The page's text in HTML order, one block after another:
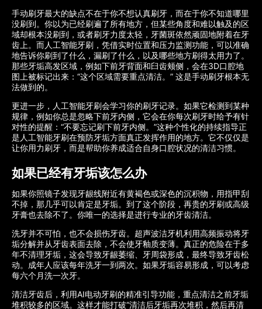
手动刷牙最大的缺点不在于你不想认真刷牙，而在于你不知道哪里
没刷到。你以为已经刷遍了所有地方，但某些角度和难以触及的区
域却根本没刷到，或者刷牙力度太轻，牙菌斑依然顽固地附着在牙
齿上。而人工智能牙刷，凭借实时位置和压力​​监测功能，可以准确
地告诉你刷到了什么，漏刷了什么，以及哪些地方刷得太用力了。
那些牙垢高发区域，例如下前牙背面和臼齿颊侧，会在3D口腔地
图上被标记出来：“这个区域需要重点清洁。” 这是手动刷牙根本无
法做到的。
更进一步，人工智能牙刷会学习你的刷牙记录。如果它检测到某种
规律，例如你总是忽略下前牙内侧，它会在你每次刷牙时给予有针
对性的提醒：“不要忘记刷下前牙内侧。”这种个性化的持续指导正
是人工智能牙刷在预防牙垢方面真正发挥作用的地方。它不仅仅是
让你用力刷牙，而是帮助你养成适合自身口腔状况的清洁习惯。
如果已经有牙垢该怎么办
如果你照镜子发现牙龈线附近有黄褐色或深色的沉积物，用指甲刮
不掉，那几乎可以肯定是牙垢。到了这个阶段，再贵的牙刷或高级
牙膏也去除不了。你唯一的选择是进行专业的牙齿清洁。
洗牙并不可怕，也不会损伤牙齿。超声波洁牙机利用高频振动将牙
垢分解并从牙齿表面去除，不会使牙釉质变薄。真正的危险在于多
年不清理牙垢，这会导致牙龈萎缩、牙周袋形成，最终导致牙齿松
动。成年人应该每年洗牙一到两次。如果牙垢容易形成，可以考虑
每六个月洗一次牙。
清洁牙齿后，利用AI电动牙刷的精准引导功能，重点清洁之前牙垢
堆积较多的区域。这样才能打破“清洁后牙垢再次堆积，然后再清